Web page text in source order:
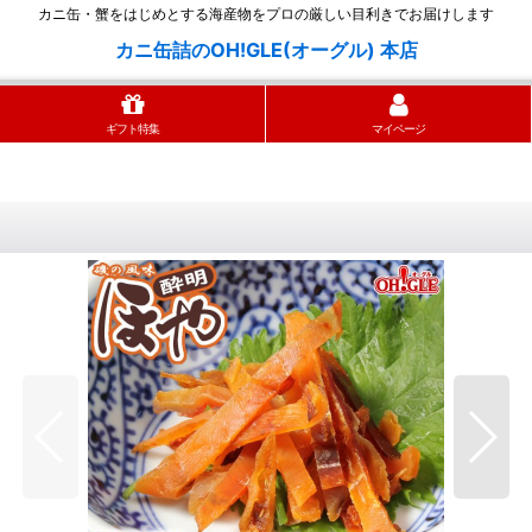
カニ缶・蟹をはじめとする海産物をプロの厳しい目利きでお届けします
カニ缶詰のOH!GLE(オーグル) 本店
ギフト特集 マイページ